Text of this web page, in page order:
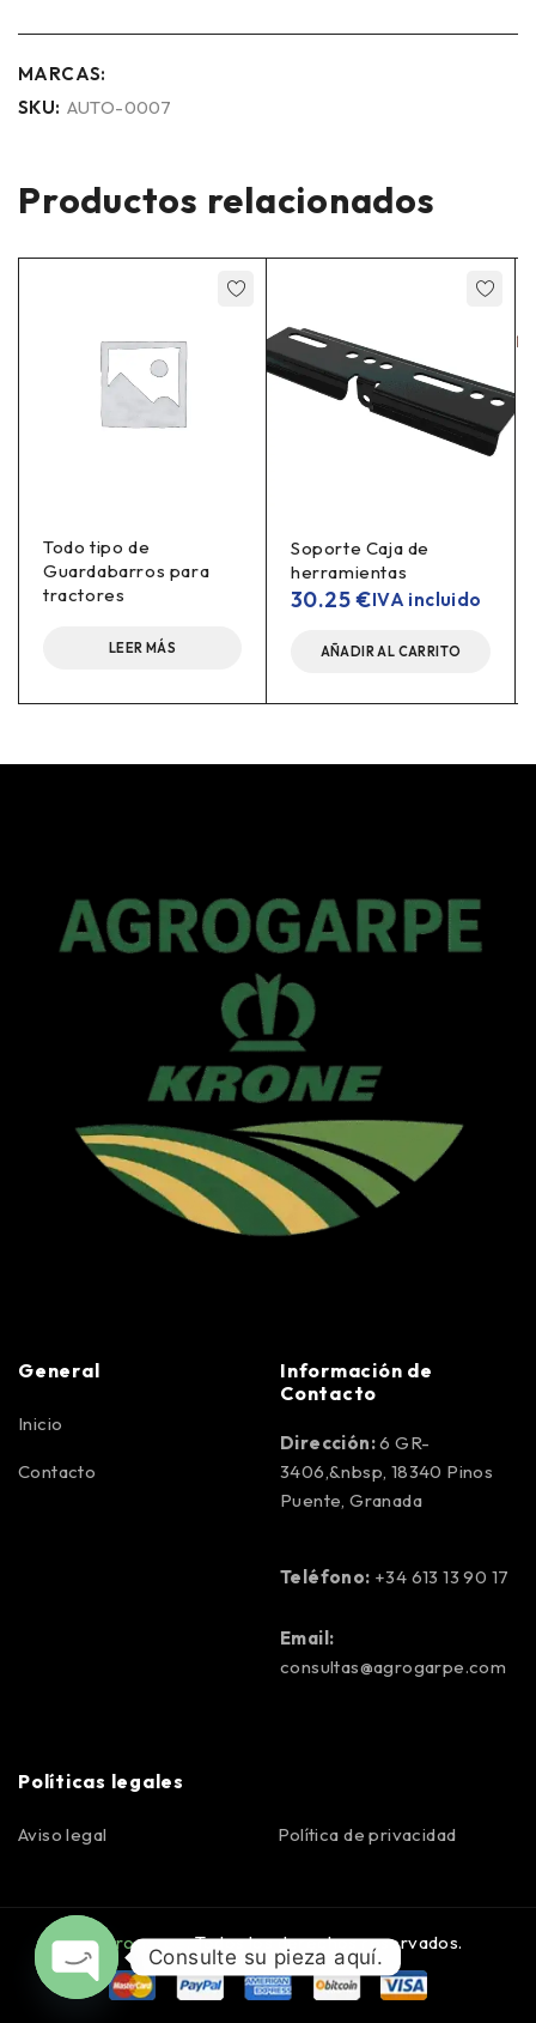
MARCAS:
SKU: AUTO-0007
Productos relacionados
Todo tipo de
Guardabarros para
tractores
LEER MÁS
Soporte Caja de
herramientas
30.25€IVA incluido
AÑADIR AL CARRITO
General
Inicio
Contacto
Información de
Contacto
Dirección:6 GR-
3406,&nbsp, 18340 Pinos
Puente, Granada
Teléfono: +34 613 13 90 17
Email:
consultas@agrogarpe.com
Políticas legales
Aviso legal Política de privacidad
©Agrogarpe. Todos los derechos reservados.
Consulte su pieza aquí.